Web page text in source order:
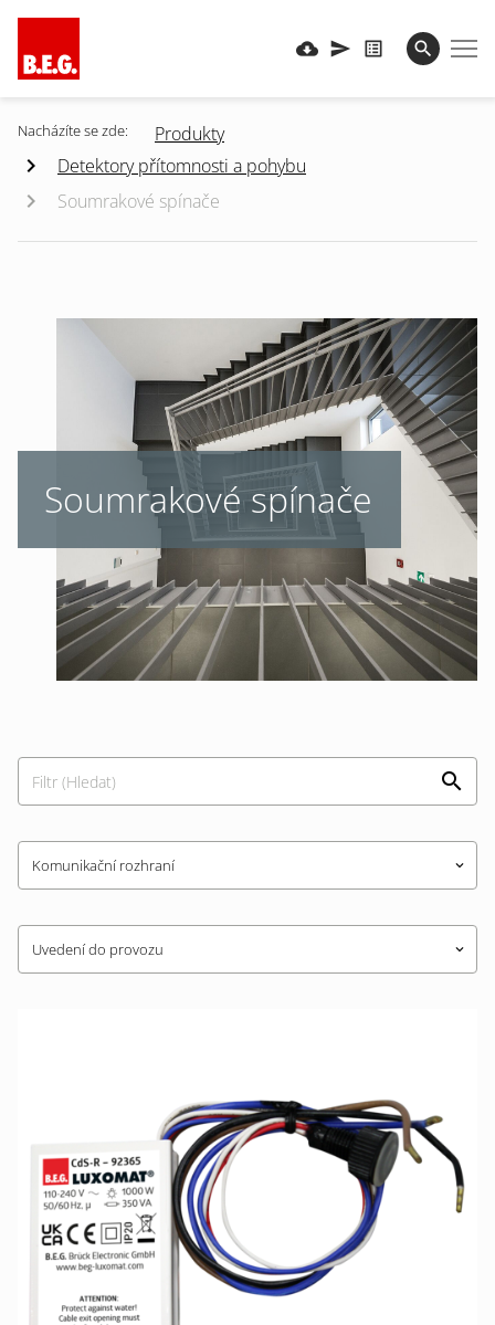
Nacházíte se zde:
Produkty
Detektory přítomnosti a pohybu
Soumrakové spínače
Soumrakové spínače
Komunikační rozhraní keyboard_arrow_down
Uvedení do provozu keyboard_arrow_down